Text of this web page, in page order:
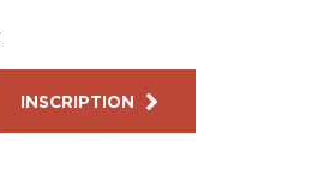
INSCRIPTION